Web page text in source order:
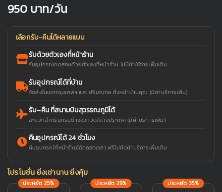
950 บาท/วัน
เลือกรับ-คืนได้หลายแบบ
รับด้วยตัวเองที่หน้าร้าน
รับอุปกรณ์ทดสอบด้วยตัวเองที่หน้าร้าน ไม่มีค่าใช้จ่ายเพิ่มเติม
รับอุปกรณ์ได้ที่บ้าน
จัดส่งในเขตกรุงเทพฯ และ ปริมณฑล ถึงหน้าบ้านคุณ (มีค่าบริการเพิ่ม)
รับ–คืน ที่สนามบินสุวรรณภูมิได้
สะดวกสำหรับทริปต่างจังหวัด/ต่างประเทศ (มีค่าบริการเพิ่ม)
คืนอุปกรณ์ได้ 24 ชั่วโมง
คืนอุปกรณ์ที่หน้าร้านได้ตลอดเวลา ฟรีไม่คิดค่าบริการเพิ่มเติม
โปรโมชั่น ยิ่งเช่านาน ยิ่งคุ้ม
ประหยัด 25% ประหยัด 29% ประหยัด 35%